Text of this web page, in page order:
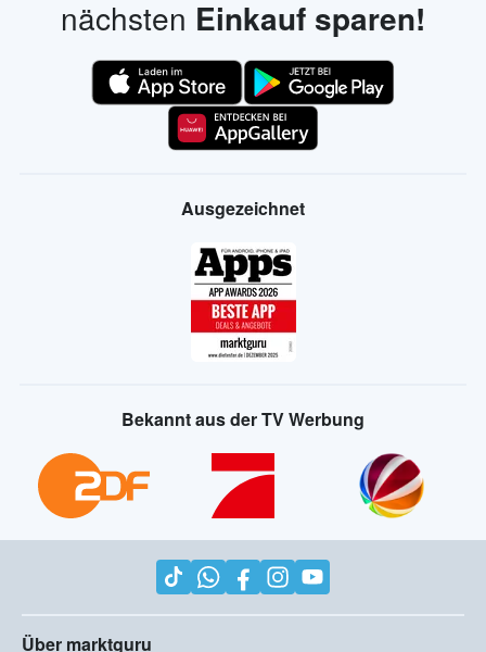
nächsten Einkauf sparen!
Ausgezeichnet
Bekannt aus der TV Werbung
Über marktguru